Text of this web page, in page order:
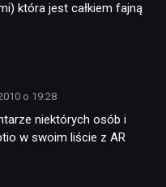
która jest całkiem fajną
o 19:28
niektórych osób i
w swoim liście z AR